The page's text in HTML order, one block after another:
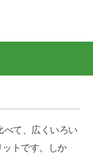
べて、広くいろい
トです。しか